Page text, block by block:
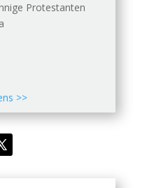
Protestanten
>>